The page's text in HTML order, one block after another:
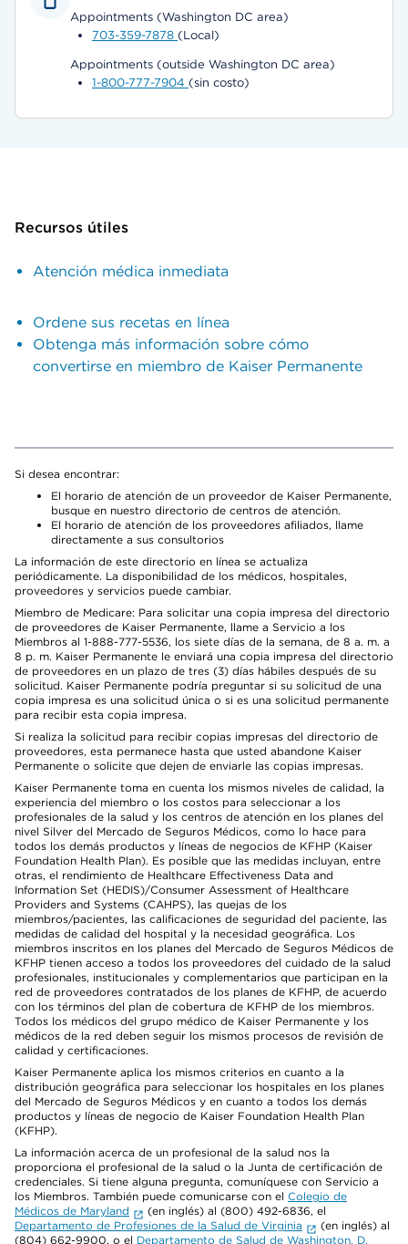
Appointments (Washington DC area)
703-359-7878 (Local)
Appointments (outside Washington DC area)
1-800-777-7904 (sin costo)
Recursos útiles
Atención médica inmediata
Ordene sus recetas en línea
Obtenga más información sobre cómo
convertirse en miembro de Kaiser Permanente
Si desea encontrar:
El horario de atención de un proveedor de Kaiser Permanente,
busque en nuestro directorio de centros de atención.
El horario de atención de los proveedores afiliados, llame
directamente a sus consultorios
La información de este directorio en línea se actualiza
periódicamente. La disponibilidad de los médicos, hospitales,
proveedores y servicios puede cambiar.
Miembro de Medicare: Para solicitar una copia impresa del directorio
de proveedores de Kaiser Permanente, llame a Servicio a los
Miembros al 1-888-777-5536, los siete días de la semana, de 8 a. m. a
8 p. m. Kaiser Permanente le enviará una copia impresa del directorio
de proveedores en un plazo de tres (3) días hábiles después de su
solicitud. Kaiser Permanente podría preguntar si su solicitud de una
copia impresa es una solicitud única o si es una solicitud permanente
para recibir esta copia impresa.
Si realiza la solicitud para recibir copias impresas del directorio de
proveedores, esta permanece hasta que usted abandone Kaiser
Permanente o solicite que dejen de enviarle las copias impresas.
Kaiser Permanente toma en cuenta los mismos niveles de calidad, la
experiencia del miembro o los costos para seleccionar a los
profesionales de la salud y los centros de atención en los planes del
nivel Silver del Mercado de Seguros Médicos, como lo hace para
todos los demás productos y líneas de negocios de KFHP (Kaiser
Foundation Health Plan). Es posible que las medidas incluyan, entre
otras, el rendimiento de Healthcare Effectiveness Data and
Information Set (HEDIS)/Consumer Assessment of Healthcare
Providers and Systems (CAHPS), las quejas de los
miembros/pacientes, las calificaciones de seguridad del paciente, las
medidas de calidad del hospital y la necesidad geográfica. Los
miembros inscritos en los planes del Mercado de Seguros Médicos de
KFHP tienen acceso a todos los proveedores del cuidado de la salud
profesionales, institucionales y complementarios que participan en la
red de proveedores contratados de los planes de KFHP, de acuerdo
con los términos del plan de cobertura de KFHP de los miembros.
Todos los médicos del grupo médico de Kaiser Permanente y los
médicos de la red deben seguir los mismos procesos de revisión de
calidad y certificaciones.
Kaiser Permanente aplica los mismos criterios en cuanto a la
distribución geográfica para seleccionar los hospitales en los planes
del Mercado de Seguros Médicos y en cuanto a todos los demás
productos y líneas de negocio de Kaiser Foundation Health Plan
(KFHP).
La información acerca de un profesional de la salud nos la
proporciona el profesional de la salud o la Junta de certificación de
credenciales. Si tiene alguna pregunta, comuníquese con Servicio a
los Miembros. También puede comunicarse con el Colegio de
Médicos de Maryland
(en inglés) al (800) 492-6836, el
Departamento de Profesiones de la Salud de Virginia
(en inglés) al
(804) 662-9900, o el Departamento de Salud de Washington, D.